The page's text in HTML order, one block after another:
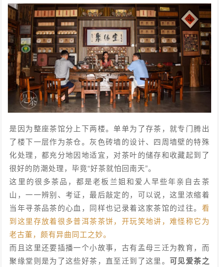
是因为整座茶馆分上下两楼。单单为了存茶，就专门腾出
了楼下一层作为茶仓。灰色砖墙的设计、四周墙壁的特殊
化处理，都充分地因地适宜，对茶叶的储存和收藏起到了
很好的防潮处理，毕竟“好茶就怕回南天”。
这里的很多茶品，都是老板兰姐和爱人早些年亲自去茶
山，一一辨别、考证，最后敲定的，可以说，这里浓缩着
当年寻茶品茶的心血，同样也记录着这家茶馆的过往。 看
到这里存放着很多普洱茶茶饼，开玩笑地讲，难怪称它为
老古董，颇有异曲同工之妙。
而且这里还要插播一个小故事，古有孟母三迁为教育，而
聚缘堂则是为了这些好茶，直至迁到了这里。可见爱茶之